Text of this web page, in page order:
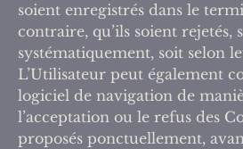
soient enregistrés dans le
contraire, qu’ils soient rejetés,
systématiquement, soit selon
L’Utilisateur peut également
logiciel de navigation de
l’acceptation ou le refus des
proposés ponctuellement,